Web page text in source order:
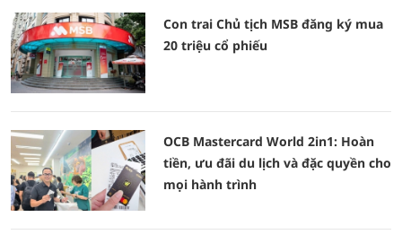
Con trai Chủ tịch MSB đăng ký mua
20 triệu cổ phiếu
OCB Mastercard World 2in1: Hoàn
tiền, ưu đãi du lịch và đặc quyền cho
mọi hành trình